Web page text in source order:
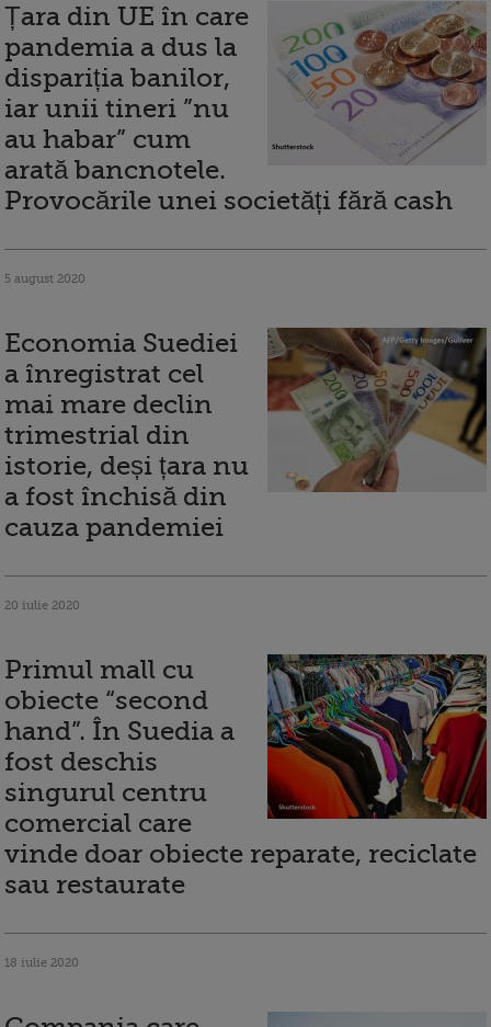
Țara din UE în care
pandemia a dus la
dispariția banilor,
iar unii tineri ”nu
au habar” cum
arată bancnotele.
Provocările unei societăți fără cash
5 august 2020
Economia Suediei
a înregistrat cel
mai mare declin
trimestrial din
istorie, deși țara nu
a fost închisă din
cauza pandemiei
20 iulie 2020
Primul mall cu
obiecte “second
hand”. În Suedia a
fost deschis
singurul centru
comercial care
vinde doar obiecte reparate, reciclate
sau restaurate
18 iulie 2020